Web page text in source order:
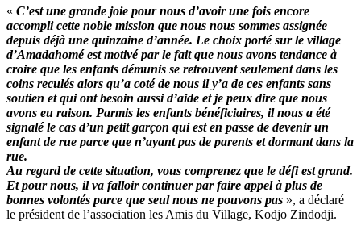
« C’est une grande joie pour nous d’avoir une fois encore
accompli cette noble mission que nous nous sommes assignée
depuis déjà une quinzaine d’année. Le choix porté sur le village
d’Amadahomé est motivé par le fait que nous avons tendance à
croire que les enfants démunis se retrouvent seulement dans les
coins reculés alors qu’a coté de nous il y’a de ces enfants sans
soutien et qui ont besoin aussi d’aide et je peux dire que nous
avons eu raison. Parmis les enfants bénéficiaires, il nous a été
signalé le cas d’un petit garçon qui est en passe de devenir un
enfant de rue parce que n’ayant pas de parents et dormant dans la
rue.
Au regard de cette situation, vous comprenez que le défi est grand.
Et pour nous, il va falloir continuer par faire appel à plus de
bonnes volontés parce que seul nous ne pouvons pas », a déclaré
le président de l’association les Amis du Village, Kodjo Zindodji.